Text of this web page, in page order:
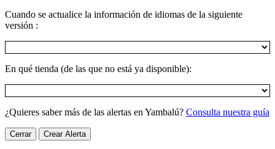
Cuando se actualice la información de idiomas de la siguiente
versión :
En qué tienda (de las que no está ya disponible):
¿Quieres saber más de las alertas en Yambalú? Consulta nuestra guía
Cerrar Crear Alerta